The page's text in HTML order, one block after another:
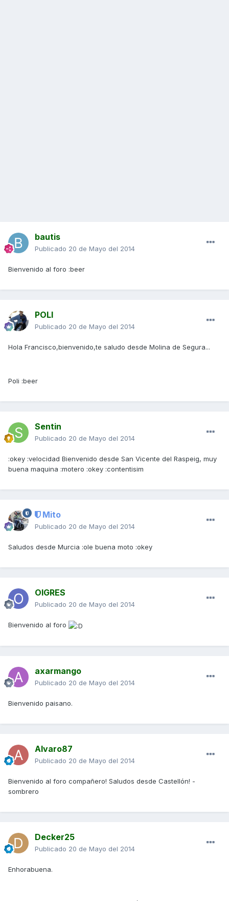
bautis
Publicado 20 de Mayo del 2014
Bienvenido al foro :beer
POLI
Publicado 20 de Mayo del 2014
Hola Francisco,bienvenido,te saludo desde Molina de Segura...
Poli :beer
Sentin
Publicado 20 de Mayo del 2014
:okey :velocidad Bienvenido desde San Vicente del Raspeig, muy
buena maquina :motero :okey :contentisim
Mito
Publicado 20 de Mayo del 2014
Saludos desde Murcia :ole buena moto :okey
OIGRES
Publicado 20 de Mayo del 2014
Bienvenido al foro
axarmango
Publicado 20 de Mayo del 2014
Bienvenido paisano.
Alvaro87
Publicado 20 de Mayo del 2014
Bienvenido al foro compañero! Saludos desde Castellón! -
sombrero
Decker25
Publicado 20 de Mayo del 2014
Enhorabuena.